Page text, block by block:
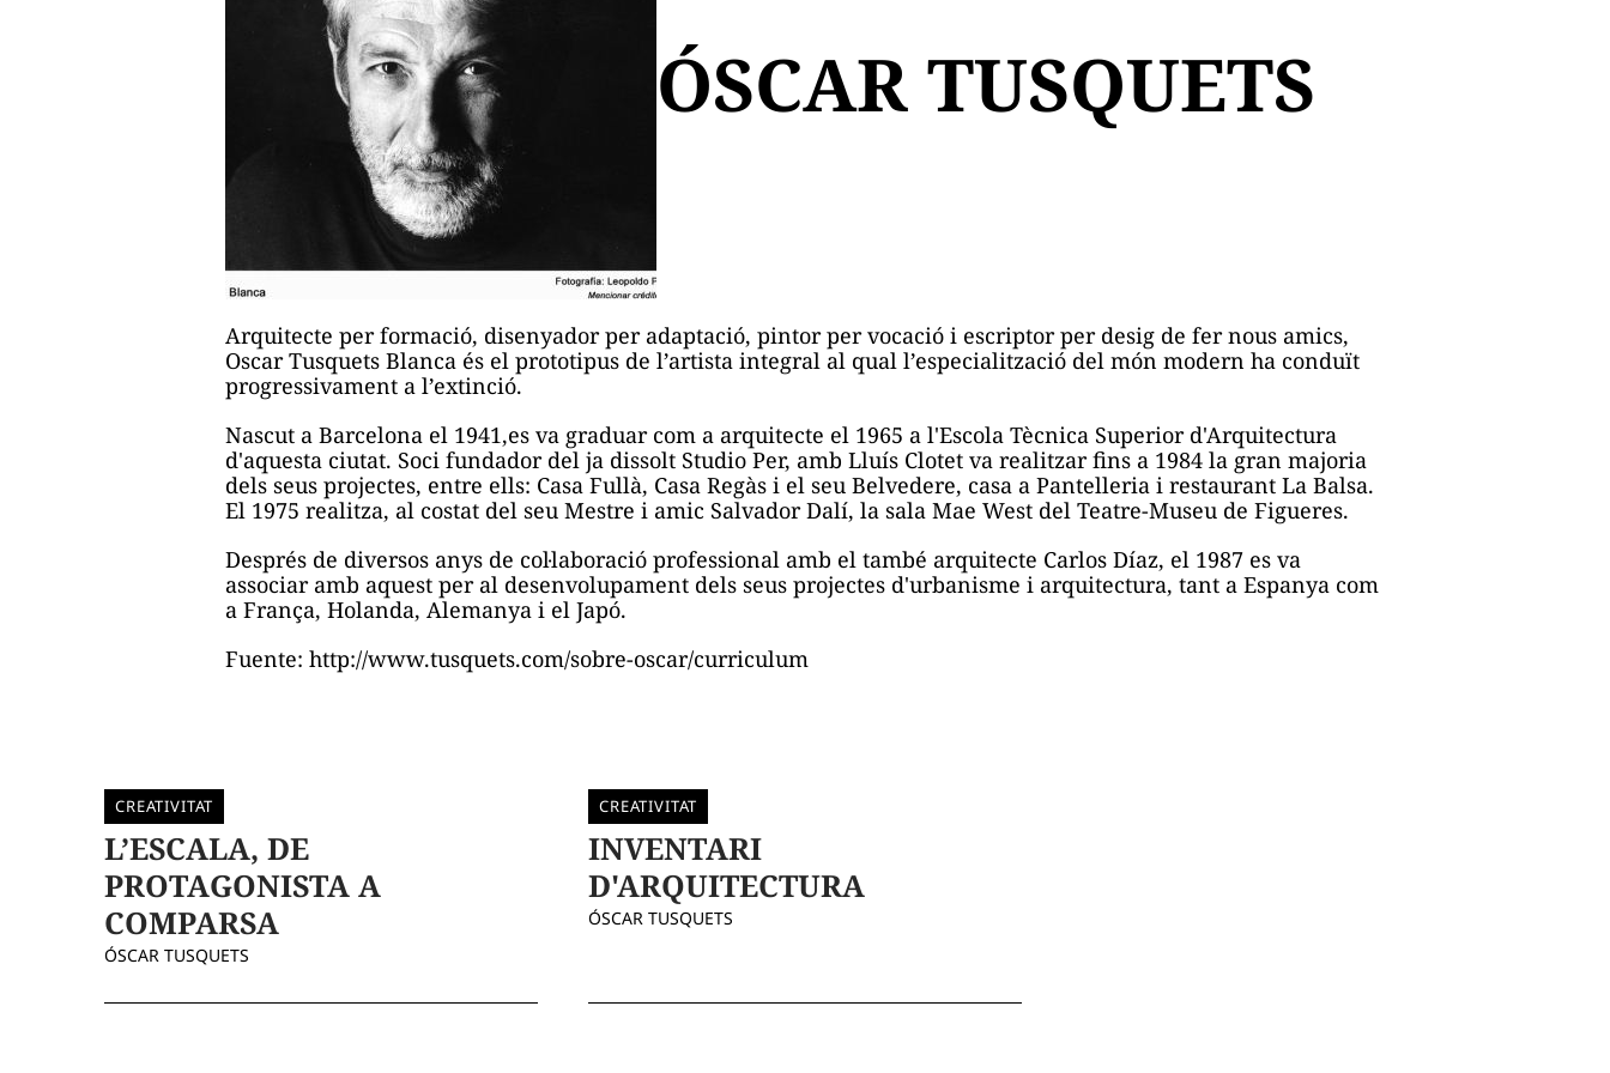
ÓSCAR TUSQUETS
Arquitecte per formació, disenyador per adaptació, pintor per vocació i escriptor per desig de fer nous amics,
Oscar Tusquets Blanca és el prototipus de l’artista integral al qual l’especialització del món modern ha conduït
progressivament a l’extinció.
Nascut a Barcelona el 1941,es va graduar com a arquitecte el 1965 a l'Escola Tècnica Superior d'Arquitectura
d'aquesta ciutat. Soci fundador del ja dissolt Studio Per, amb Lluís Clotet va realitzar fins a 1984 la gran majoria
dels seus projectes, entre ells: Casa Fullà, Casa Regàs i el seu Belvedere, casa a Pantelleria i restaurant La Balsa.
El 1975 realitza, al costat del seu Mestre i amic Salvador Dalí, la sala Mae West del Teatre-Museu de Figueres.
Després de diversos anys de col·laboració professional amb el també arquitecte Carlos Díaz, el 1987 es va
associar amb aquest per al desenvolupament dels seus projectes d'urbanisme i arquitectura, tant a Espanya com
a França, Holanda, Alemanya i el Japó.
Fuente: http://www.tusquets.com/sobre-oscar/curriculum
CREATIVITAT
L’ESCALA, DE
PROTAGONISTA A
COMPARSA
ÓSCAR TUSQUETS
CREATIVITAT
INVENTARI
D'ARQUITECTURA
ÓSCAR TUSQUETS